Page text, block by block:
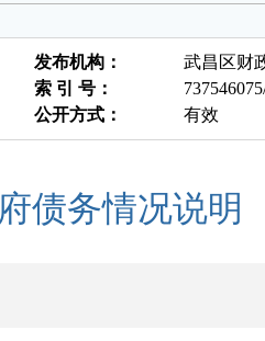
发布机构：
武昌区财
索 引 号：
公开方式： 有效
债务情况说明